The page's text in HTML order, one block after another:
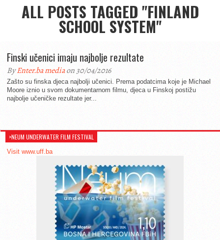
ALL POSTS TAGGED "FINLAND
SCHOOL SYSTEM"
Finski učenici imaju najbolje rezultate
ByEnter.ba mediaon 30/04/2016
Zašto su finska djeca najbolji učenici. Prema podatcima koje je Michael
Moore iznio u svom dokumentarnom filmu, djeca u Finskoj postižu
najbolje učeničke rezultate jer...
>NEUM UNDERWATER FILM FESTIVAL
Visit www.uff.ba